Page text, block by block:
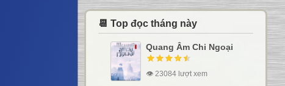
📆 Top đọc tháng này
Quang Âm Chi Ngoại
👁 23084 lượt xem